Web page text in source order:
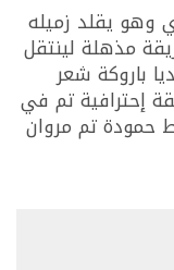
وهو يقلد زميله
مذهلة لينتقل
باروكة شعر
إحترافية تم في
حمودة تم مروان